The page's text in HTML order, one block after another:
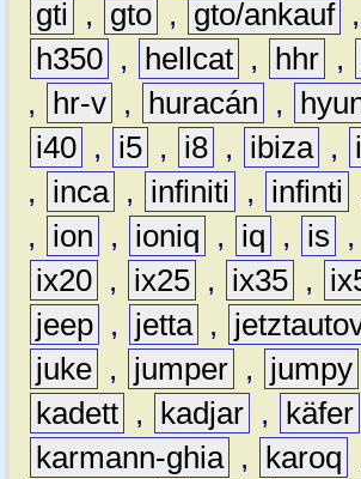
gti
, gto , gto/ankauf ,
h350 , hellcat , hhr ,
,
hr-v , huracán ,
i40 , i5 , i8 , ibiza ,
,
inca , infiniti , infinti
,
ion , ioniq , iq , is ,
ix20 , ix25 , ix35 ,
jeep , jetta ,
juke , jumper , jumpy
kadett , kadjar , käfer
karmann-ghia , karoq